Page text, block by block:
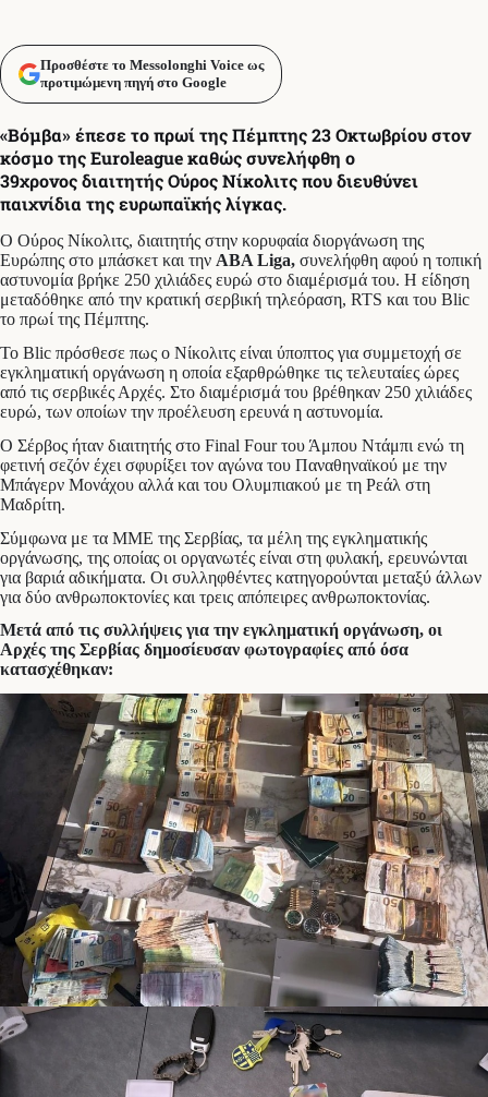
Προσθέστε το Messolonghi Voice ως
προτιμώμενη πηγή στο Google
«Βόμβα» έπεσε το πρωί της Πέμπτης 23 Οκτωβρίου στον
κόσμο της Euroleague καθώς συνελήφθη ο
39χρονος διαιτητής Ούρος Νίκολιτς που διευθύνει
παιχνίδια της ευρωπαϊκής λίγκας.
Ο Ούρος Νίκολιτς, διαιτητής στην κορυφαία διοργάνωση της
Ευρώπης στο μπάσκετ και την ABA Liga, συνελήφθη αφού η τοπική
αστυνομία βρήκε 250 χιλιάδες ευρώ στο διαμέρισμά του. Η είδηση
μεταδόθηκε από την κρατική σερβική τηλεόραση, RTS και του Blic
το πρωί της Πέμπτης.
To Βlic πρόσθεσε πως ο Νίκολιτς είναι ύποπτος για συμμετοχή σε
εγκληματική οργάνωση η οποία εξαρθρώθηκε τις τελευταίες ώρες
από τις σερβικές Αρχές. Στο διαμέρισμά του βρέθηκαν 250 χιλιάδες
ευρώ, των οποίων την προέλευση ερευνά η αστυνομία.
Ο Σέρβος ήταν διαιτητής στο Final Four του Άμπου Ντάμπι ενώ τη
φετινή σεζόν έχει σφυρίξει τον αγώνα του Παναθηναϊκού με την
Μπάγερν Μονάχου αλλά και του Ολυμπιακού με τη Ρεάλ στη
Μαδρίτη.
Σύμφωνα με τα ΜΜΕ της Σερβίας, τα μέλη της εγκληματικής
οργάνωσης, της οποίας οι οργανωτές είναι στη φυλακή, ερευνώνται
για βαριά αδικήματα. Οι συλληφθέντες κατηγορούνται μεταξύ άλλων
για δύο ανθρωποκτονίες και τρεις απόπειρες ανθρωποκτονίας.
Μετά από τις συλλήψεις για την εγκληματική οργάνωση, οι
Αρχές της Σερβίας δημοσίευσαν φωτογραφίες από όσα
κατασχέθηκαν: